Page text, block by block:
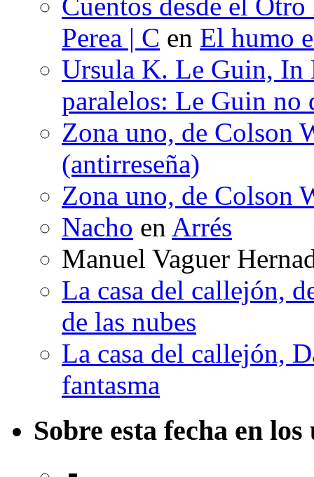
Cuentos desde el
Perea | C en El humo
Ursula K. Le Guin, In
paralelos: Le Guin no
Zona uno, de Colson
(antirreseña)
Zona uno, de Colson
Nacho en Arrés
Manuel Vaguer
La casa del callejón,
de las nubes
La casa del callejón,
fantasma
Sobre esta fecha en